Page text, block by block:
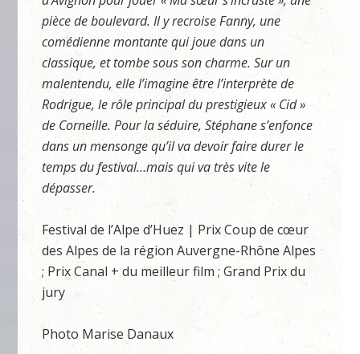
pièce de boulevard. Il y recroise Fanny, une
comédienne montante qui joue dans un
classique, et tombe sous son charme. Sur un
malentendu, elle l’imagine être l’interprète de
Rodrigue, le rôle principal du prestigieux « Cid »
de Corneille. Pour la séduire, Stéphane s’enfonce
dans un mensonge qu’il va devoir faire durer le
temps du festival…mais qui va très vite le
dépasser.
Festival de l’Alpe d’Huez | Prix Coup de cœur
des Alpes de la région Auvergne-Rhône Alpes
; Prix Canal + du meilleur film ; Grand Prix du
jury
Photo Marise Danaux